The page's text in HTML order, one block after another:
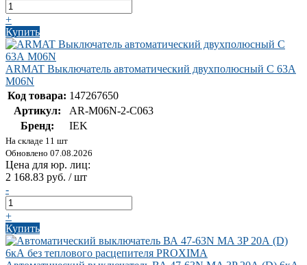
+
Купить
ARMAT Выключатель автоматический двухполюсный C 63А
M06N
Код товара: 147267650
Артикул:
AR-M06N-2-C063
Бренд:
IEK
На складе 11 шт
Обновлено 07.08.2026
Цена для юр. лиц:
2 168.83 руб. / шт
-
+
Купить